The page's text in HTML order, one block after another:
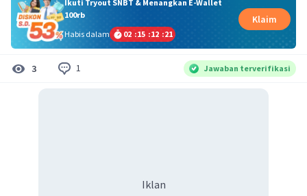
Ikuti Tryout SNBT & Menangkan E-Wallet
100rb
Habis dalam
02 :15 :12 :21
Klaim
3 1 Jawaban terverifikasi
Iklan